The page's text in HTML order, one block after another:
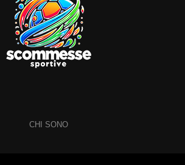
CHI SONO